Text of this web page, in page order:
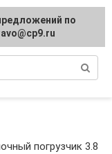
погрузчик 3.8
по